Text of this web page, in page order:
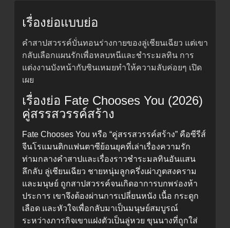
เรื่องย่อแบบย่อ
คำสาปสวรรค์บั่นทอนร่างกายของลู่เชียนเฉียว แต่เขา
กลับเลือกแผนรักเพื่อหลบหนีและชำระมลทิน การ
แต่งงานบังหน้ากับซินเหมยทำให้ความลับค่อยๆ เปิด
เผย
เรื่องย่อ Fate Chooses You (2026)
คู่สรรสวรรค์สร้าง
Fate Chooses You หรือ “คู่สรรสวรรค์สร้าง” คือซีรีส์
จีนโรแมนติกแฟนตาซีย้อนยุคที่เล่าเรื่องความรัก
ท่ามกลางคำสาปและเรื่องราวชำระมลทินอันแสน
ลึกลับ ลู่เชียนเฉียว ชายหนุ่มลูกครึ่งเผ่าภูตสงคราม
และมนุษย์ ถูกสาปสวรรค์จนเกิดอาการบกพร่องห้า
ประการ เขาจึงต้องผ่านการเปลี่ยนหนัง เนื้อ กระดูก
เลือด และหัวใจเพื่อกลับมาเป็นมนุษย์สมบูรณ์
ระหว่างภารกิจเขาแฝงตัวเป็นลู่หวย ขุนนางที่ถูกใส่